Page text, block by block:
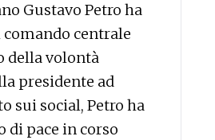
Gustavo Petro ha
centrale
della volontà
presidente ad
sui social, Petro ha
di pace in corso